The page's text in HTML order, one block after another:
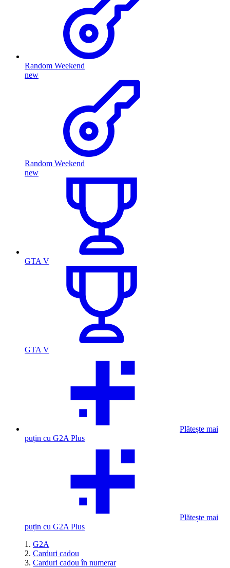
Random Weekend
new
Random Weekend
new
GTA V
GTA V
Plătește mai
puțin cu G2A Plus
Plătește mai
puțin cu G2A Plus
G2A
Carduri cadou
Carduri cadou în numerar